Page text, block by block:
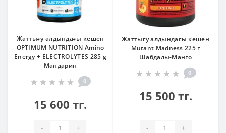
Жаттығу алдындағы кешен
OPTIMUM NUTRITION Amino
Energy + ELECTROLYTES 285 g
Мандарин
0
15 600 тг.
- +
Жаттығу алдындағы кешен
Mutant Madness 225 г
Шабдалы-Манго
0
15 500 тг.
- +